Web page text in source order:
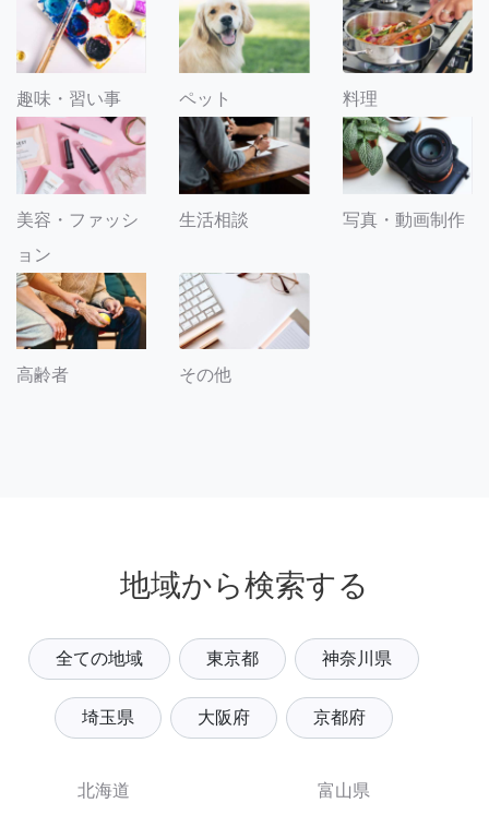
趣味・習い事 ペット 料理
美容・ファッシ
ョン
生活相談 写真・動画制作
高齢者 その他
地域から検索する
全ての地域 東京都 神奈川県
埼玉県 大阪府 京都府
北海道
富山県